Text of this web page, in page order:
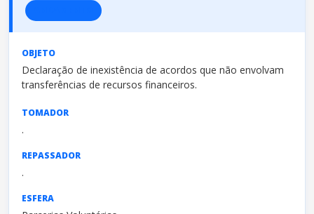
OBJETO
Declaração de inexistência de acordos que não envolvam
transferências de recursos financeiros.
TOMADOR
.
REPASSADOR
.
ESFERA